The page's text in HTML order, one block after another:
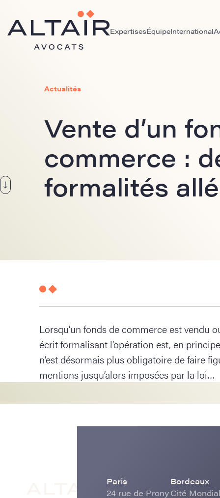
ExpertisesÉquipeInternational
Actualités
Vente d’un
commerce :
formalités
Lorsqu’un fonds de commerce est vendu
écrit formalisant l’opération est, en
n’est désormais plus obligatoire de faire
mentions jusqu’alors imposées par la loi…
Paris
24 rue de Prony
Bordeaux
Cité